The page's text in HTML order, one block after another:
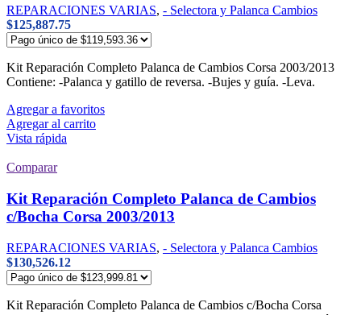
REPARACIONES VARIAS, - Selectora y Palanca Cambios
$125,887.75
Kit Reparación Completo Palanca de Cambios Corsa 2003/2013
Contiene: -Palanca y gatillo de reversa. -Bujes y guía. -Leva.
Agregar a favoritos
Agregar al carrito
Vista rápida
Comparar
Kit Reparación Completo Palanca de Cambios
c/Bocha Corsa 2003/2013
REPARACIONES VARIAS, - Selectora y Palanca Cambios
$130,526.12
Kit Reparación Completo Palanca de Cambios c/Bocha Corsa